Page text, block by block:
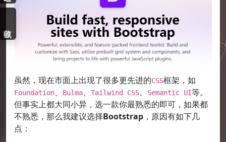
虽然，现在市面上出现了很多更先进的CSS框架，如
Foundation、 Bulma、 Tailwind CSS、 Semantic UI等。
但事实上都大同小异，选一款你最熟悉的即可，如果都
不熟悉，那么我建议选择Bootstrap ，原因有如下几
点：